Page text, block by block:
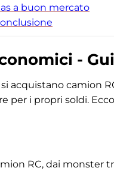
a buon mercato
-
acquistano camion
per i propri soldi.
RC, dai monster